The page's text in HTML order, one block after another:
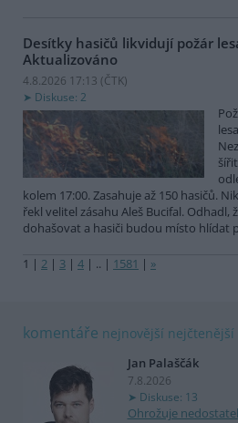
Desítky hasičů likvidují požár
Aktualizováno
4.8.2026 17:13 (ČTK)
Diskuse: 2
kolem 17:00. Zasahuje až 150 hasičů.
řekl velitel zásahu Aleš Bucifal. Odhadl,
dohašovat a hasiči budou místo hlídat
1 | 2 | 3 | 4 | .. | 1581 | »
komentáře nejnovější nejčtenější
Jan Palaščák
7.8.2026
Diskuse: 13
Ohrožuje